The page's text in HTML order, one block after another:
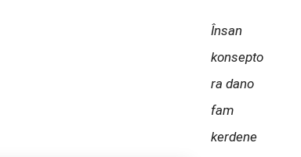
Însan
konsepto
ra dano
fam
kerdene